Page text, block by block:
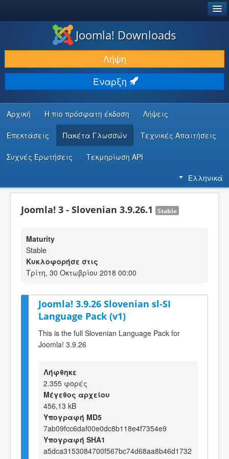
ΛΉΨΕΙΣ & ΕΠΕΚΤΆΣΕΙΣ
ΕΎΡΕΣΗ & ΜΆΘΗΣΗ
ΚΟΙΝΌΤΗΤΑ & ΥΠΟΣΤΉΡΙΞΗ
ΠΌΡΟΙ ΠΡΟΓΡΑΜΜΑΤΙΣΤΏΝ
Joomla! Downloads
Λήψη
Έναρξη
Αρχική Η πιο πρόσφατη έκδοση Λήψεις
Επεκτάσεις Πακέτα Γλωσσών Τεχνικές Απαιτήσεις
Συχνές Ερωτήσεις Τεκμηρίωση API
Ελληνικά
Joomla! 3 - Slovenian 3.9.26.1 Stable
Maturity
Stable
Κυκλοφορήσε στις
Τρίτη, 30 Οκτωβρίου 2018 00:00
Joomla! 3.9.26 Slovenian sl-SI
Language Pack (v1)
This is the full Slovenian Language Pack for
Joomla! 3.9.26
Λήφθηκε
2.355 φορές
Μέγεθος αρχείου
456,13 kB
Υπογραφή MD5
7ab09fcc6daf00e0dc8b118e4f7354e9
Υπογραφή SHA1
a5dca3153084700f567bc74d68aa8b46d1732